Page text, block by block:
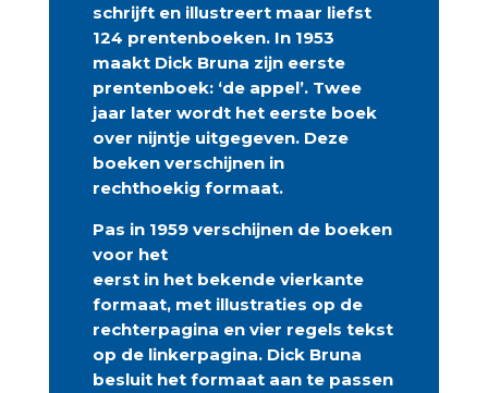
schrijft en illustreert maar liefst
124 prentenboeken. In 1953
maakt Dick Bruna zijn eerste
prentenboek: ‘de appel’. Twee
jaar later wordt het eerste boek
over nijntje uitgegeven. Deze
boeken verschijnen in
rechthoekig formaat.
Pas in 1959 verschijnen de boeken
voor het
eerst in het bekende vierkante
formaat, met illustraties op de
rechterpagina en vier regels tekst
op de linkerpagina. Dick Bruna
besluit het formaat aan te passen